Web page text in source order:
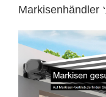
Markisenhändler